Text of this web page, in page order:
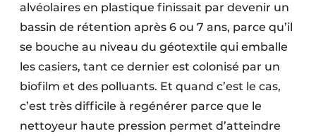
alvéolaires en plastique finissait par devenir un
bassin de rétention après 6 ou 7 ans, parce qu’il
se bouche au niveau du géotextile qui emballe
les casiers, tant ce dernier est colonisé par un
biofilm et des polluants. Et quand c’est le cas,
c’est très difficile à regénérer parce que le
nettoyeur haute pression permet d’atteindre